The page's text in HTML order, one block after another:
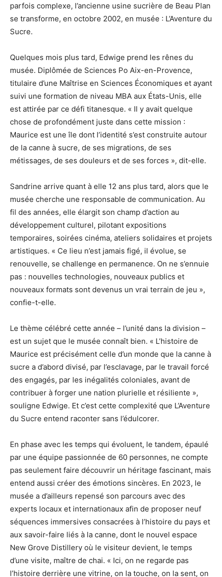
parfois complexe, l’ancienne usine sucrière de Beau Plan
se transforme, en octobre 2002, en musée : L’Aventure du
Sucre.
Quelques mois plus tard, Edwige prend les rênes du
musée. Diplômée de Sciences Po Aix-en-Provence,
titulaire d’une Maîtrise en Sciences Économiques et ayant
suivi une formation de niveau MBA aux États-Unis, elle
est attirée par ce défi titanesque. « Il y avait quelque
chose de profondément juste dans cette mission :
Maurice est une île dont l’identité s’est construite autour
de la canne à sucre, de ses migrations, de ses
métissages, de ses douleurs et de ses forces », dit-elle.
Sandrine arrive quant à elle 12 ans plus tard, alors que le
musée cherche une responsable de communication. Au
fil des années, elle élargit son champ d’action au
développement culturel, pilotant expositions
temporaires, soirées cinéma, ateliers solidaires et projets
artistiques. « Ce lieu n’est jamais figé, il évolue, se
renouvelle, se challenge en permanence. On ne s’ennuie
pas : nouvelles technologies, nouveaux publics et
nouveaux formats sont devenus un vrai terrain de jeu »,
confie-t-elle.
Le thème célébré cette année – l’unité dans la division –
est un sujet que le musée connaît bien. « L’histoire de
Maurice est précisément celle d’un monde que la canne à
sucre a d’abord divisé, par l’esclavage, par le travail forcé
des engagés, par les inégalités coloniales, avant de
contribuer à forger une nation plurielle et résiliente »,
souligne Edwige. Et c’est cette complexité que L’Aventure
du Sucre entend raconter sans l’édulcorer.
En phase avec les temps qui évoluent, le tandem, épaulé
par une équipe passionnée de 60 personnes, ne compte
pas seulement faire découvrir un héritage fascinant, mais
entend aussi créer des émotions sincères. En 2023, le
musée a d’ailleurs repensé son parcours avec des
experts locaux et internationaux afin de proposer neuf
séquences immersives consacrées à l’histoire du pays et
aux savoir-faire liés à la canne, dont le nouvel espace
New Grove Distillery où le visiteur devient, le temps
d’une visite, maître de chai. « Ici, on ne regarde pas
l’histoire derrière une vitrine, on la touche, on la sent, on